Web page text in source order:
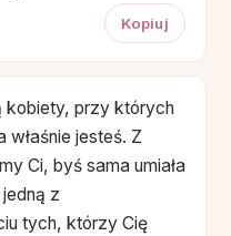
Kopiuj
kobiety, przy których
właśnie jesteś. Z
Ci, byś sama umiała
z
tych, którzy Cię